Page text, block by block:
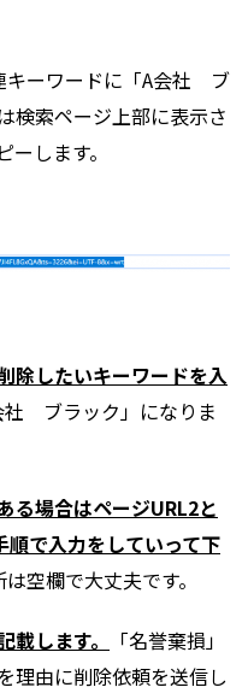
キーワードに「A会社 ブ
検索ページ上部に表示さ
します。
除したいキーワードを入
ブラック」になりま
る場合はページURL2と
で入力をしていって下
空欄で大丈夫です。
します。
「名誉棄損」
理由に削除依頼を送信し